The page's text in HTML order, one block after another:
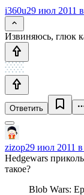
i360u29 июл 2011
Извиняюсь, глюк
Ответить
zizop29 июл 2011
Hedgewars
такое?
Blob Wars: